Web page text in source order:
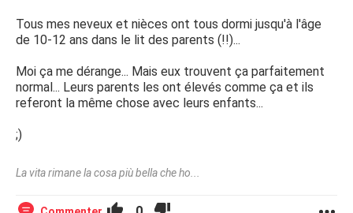
Tous mes neveux et nièces ont tous dormi jusqu'à l'âge
de 10-12 ans dans le lit des parents (!!)...
Moi ça me dérange... Mais eux trouvent ça parfaitement
normal... Leurs parents les ont élevés comme ça et ils
referont la même chose avec leurs enfants...
;)
La vita rimane la cosa più bella che ho...